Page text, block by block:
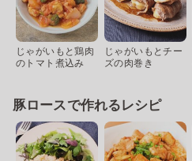
じゃがいもと鶏肉
のトマト煮込み
じゃがいもとチー
ズの肉巻き
豚ロースで作れるレシピ